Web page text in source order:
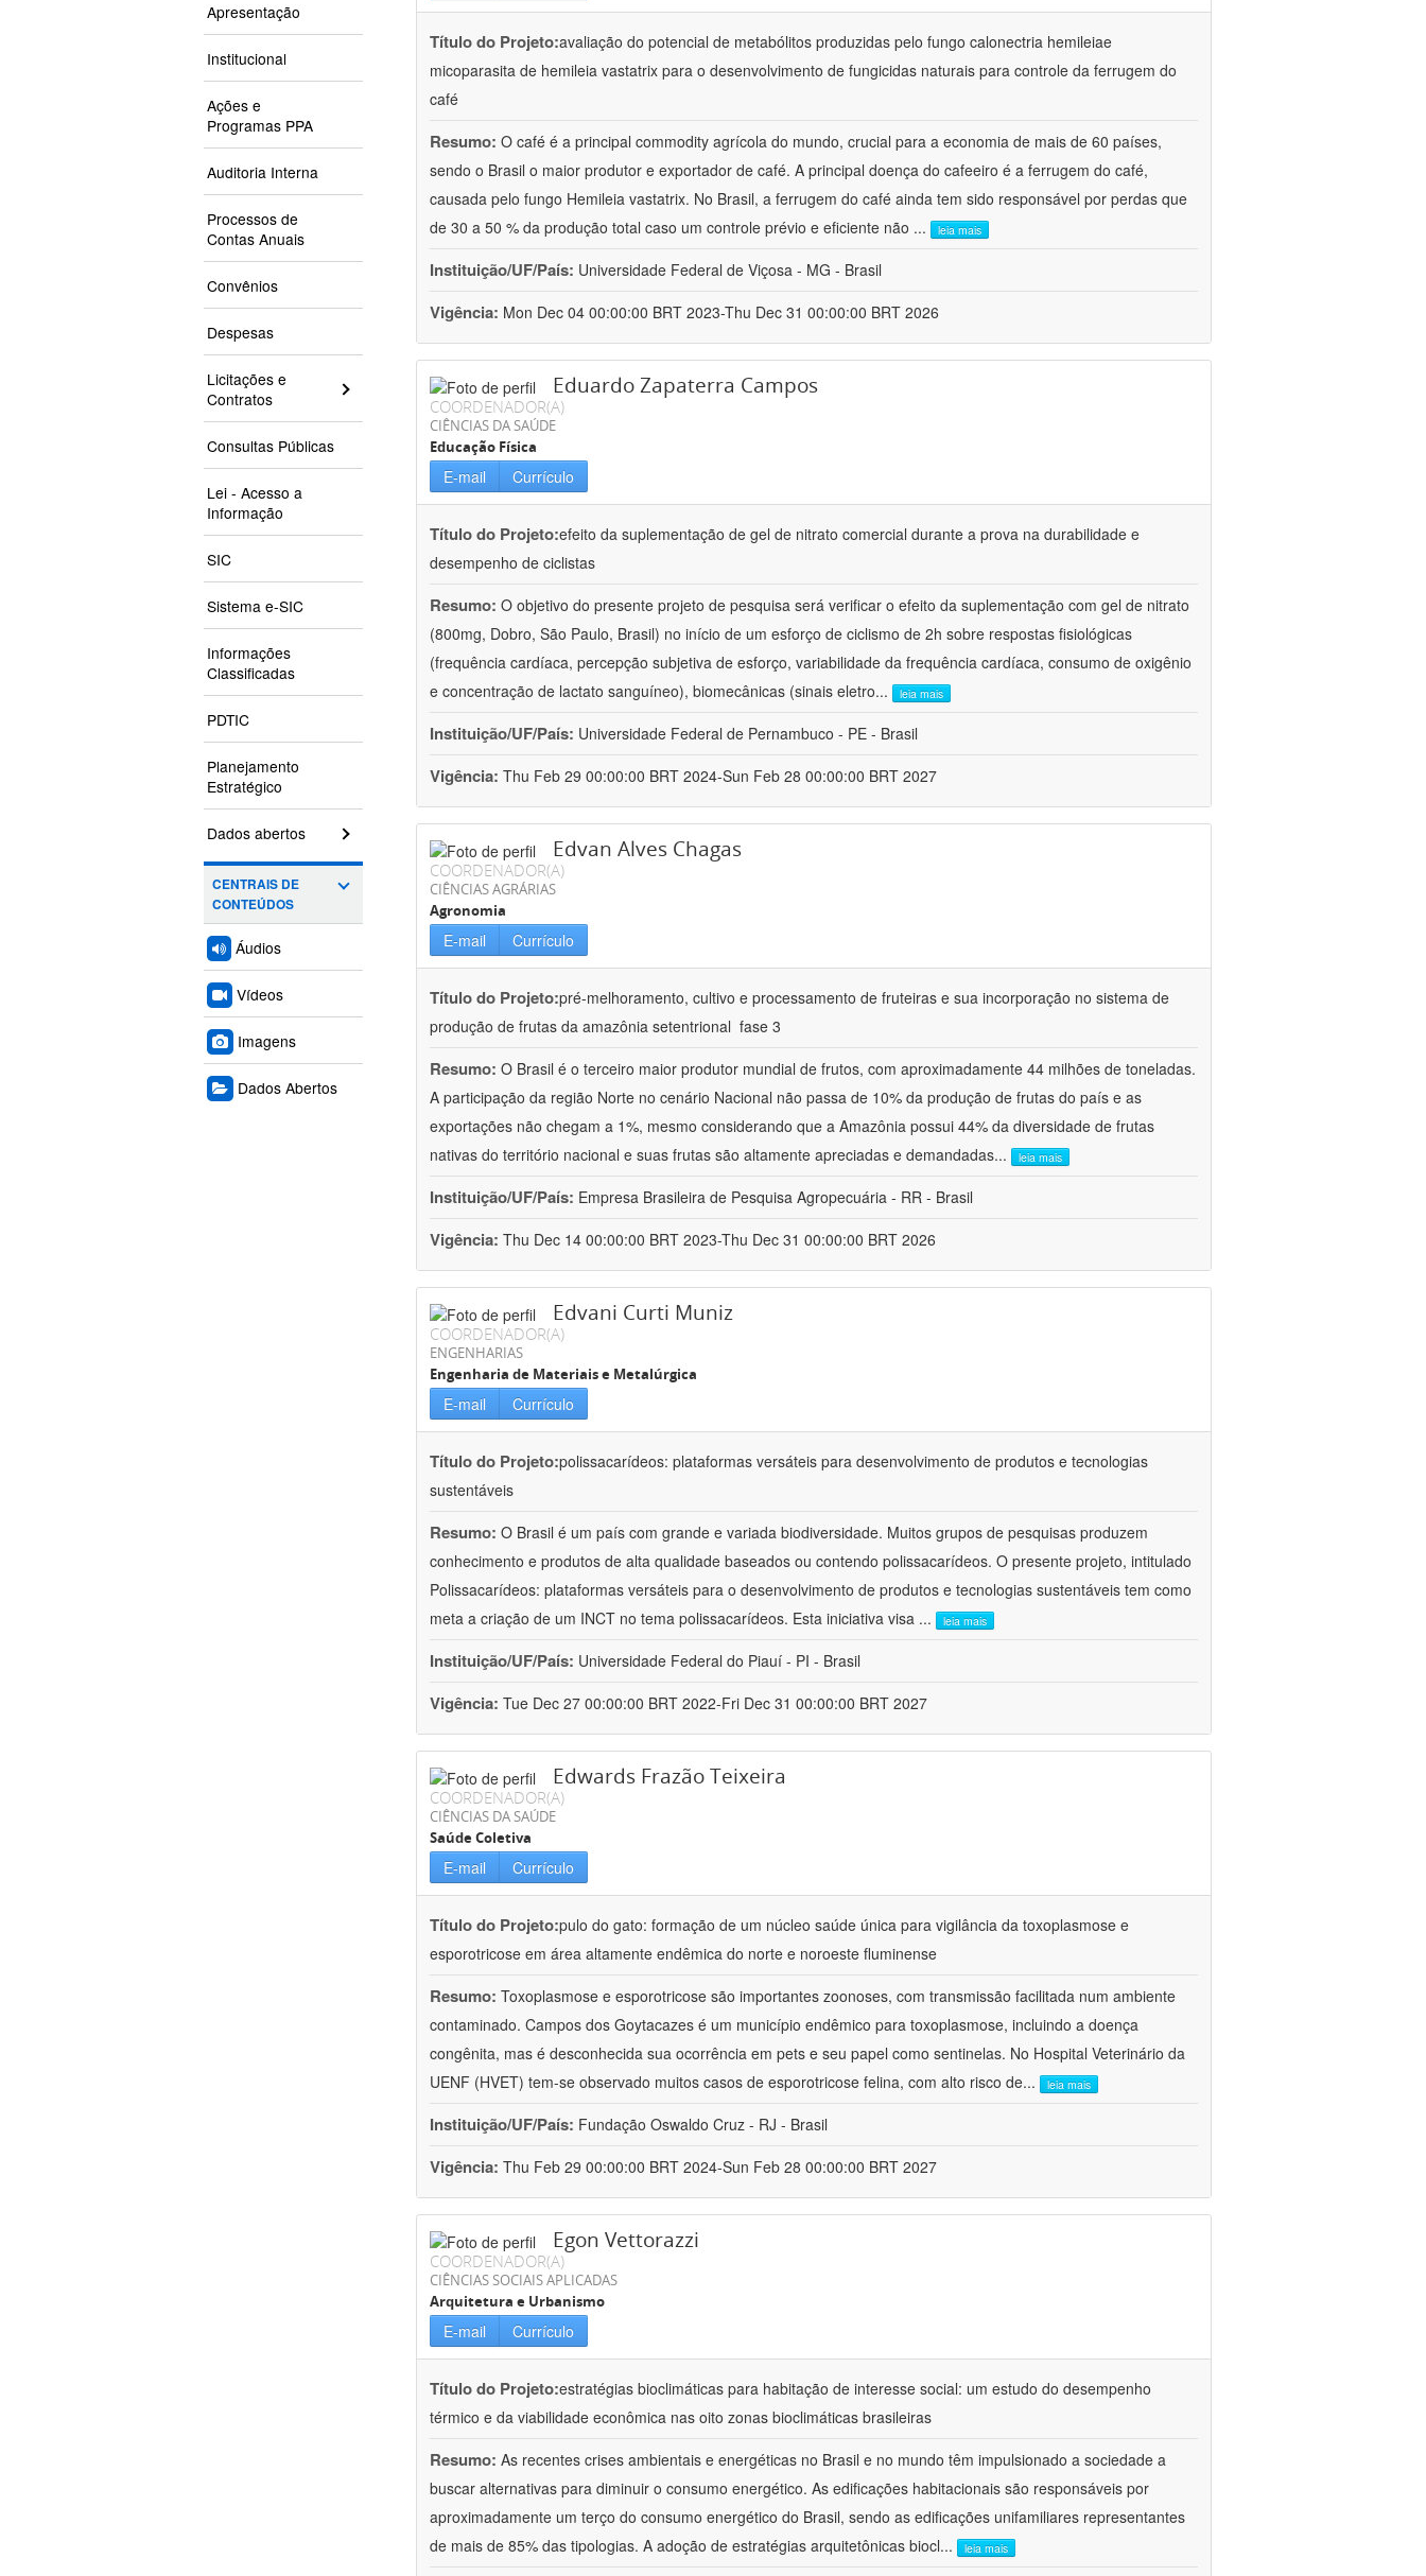
Apresentação
Institucional
Ações e
Programas PPA
Auditoria Interna
Processos de
Contas Anuais
Convênios
Despesas
Licitações e
Contratos
Consultas Públicas
Lei - Acesso a
Informação
SIC
Sistema e-SIC
Informações
Classificadas
PDTIC
Planejamento
Estratégico
Dados abertos
CENTRAIS DE
CONTEÚDOS
Áudios
Vídeos
Imagens
Dados Abertos
Título do Projeto:avaliação do potencial de metabólitos produzidas pelo fungo calonectria hemileiae
micoparasita de hemileia vastatrix para o desenvolvimento de fungicidas naturais para controle da ferrugem do
café
Resumo: O café é a principal commodity agrícola do mundo, crucial para a economia de mais de 60 países,
sendo o Brasil o maior produtor e exportador de café. A principal doença do cafeeiro é a ferrugem do café,
causada pelo fungo Hemileia vastatrix. No Brasil, a ferrugem do café ainda tem sido responsável por perdas que
de 30 a 50 % da produção total caso um controle prévio e eficiente não ... leia mais
Instituição/UF/País: Universidade Federal de Viçosa - MG - Brasil
Vigência: Mon Dec 04 00:00:00 BRT 2023-Thu Dec 31 00:00:00 BRT 2026
Eduardo Zapaterra Campos
COORDENADOR(A)
CIÊNCIAS DA SAÚDE
Educação Física
E-mail Currículo
Título do Projeto:efeito da suplementação de gel de nitrato comercial durante a prova na durabilidade e
desempenho de ciclistas
Resumo: O objetivo do presente projeto de pesquisa será verificar o efeito da suplementação com gel de nitrato
(800mg, Dobro, São Paulo, Brasil) no início de um esforço de ciclismo de 2h sobre respostas fisiológicas
(frequência cardíaca, percepção subjetiva de esforço, variabilidade da frequência cardíaca, consumo de oxigênio
e concentração de lactato sanguíneo), biomecânicas (sinais eletro... leia mais
Instituição/UF/País: Universidade Federal de Pernambuco - PE - Brasil
Vigência: Thu Feb 29 00:00:00 BRT 2024-Sun Feb 28 00:00:00 BRT 2027
Edvan Alves Chagas
COORDENADOR(A)
CIÊNCIAS AGRÁRIAS
Agronomia
E-mail Currículo
Título do Projeto:pré-melhoramento, cultivo e processamento de fruteiras e sua incorporação no sistema de
produção de frutas da amazônia setentrional  fase 3
Resumo: O Brasil é o terceiro maior produtor mundial de frutos, com aproximadamente 44 milhões de toneladas.
A participação da região Norte no cenário Nacional não passa de 10% da produção de frutas do país e as
exportações não chegam a 1%, mesmo considerando que a Amazônia possui 44% da diversidade de frutas
nativas do território nacional e suas frutas são altamente apreciadas e demandadas... leia mais
Instituição/UF/País: Empresa Brasileira de Pesquisa Agropecuária - RR - Brasil
Vigência: Thu Dec 14 00:00:00 BRT 2023-Thu Dec 31 00:00:00 BRT 2026
Edvani Curti Muniz
COORDENADOR(A)
ENGENHARIAS
Engenharia de Materiais e Metalúrgica
E-mail Currículo
Título do Projeto:polissacarídeos: plataformas versáteis para desenvolvimento de produtos e tecnologias
sustentáveis
Resumo: O Brasil é um país com grande e variada biodiversidade. Muitos grupos de pesquisas produzem
conhecimento e produtos de alta qualidade baseados ou contendo polissacarídeos. O presente projeto, intitulado
Polissacarídeos: plataformas versáteis para o desenvolvimento de produtos e tecnologias sustentáveis tem como
meta a criação de um INCT no tema polissacarídeos. Esta iniciativa visa ... leia mais
Instituição/UF/País: Universidade Federal do Piauí - PI - Brasil
Vigência: Tue Dec 27 00:00:00 BRT 2022-Fri Dec 31 00:00:00 BRT 2027
Edwards Frazão Teixeira
COORDENADOR(A)
CIÊNCIAS DA SAÚDE
Saúde Coletiva
E-mail Currículo
Título do Projeto:pulo do gato: formação de um núcleo saúde única para vigilância da toxoplasmose e
esporotricose em área altamente endêmica do norte e noroeste fluminense
Resumo: Toxoplasmose e esporotricose são importantes zoonoses, com transmissão facilitada num ambiente
contaminado. Campos dos Goytacazes é um município endêmico para toxoplasmose, incluindo a doença
congênita, mas é desconhecida sua ocorrência em pets e seu papel como sentinelas. No Hospital Veterinário da
UENF (HVET) tem-se observado muitos casos de esporotricose felina, com alto risco de... leia mais
Instituição/UF/País: Fundação Oswaldo Cruz - RJ - Brasil
Vigência: Thu Feb 29 00:00:00 BRT 2024-Sun Feb 28 00:00:00 BRT 2027
Egon Vettorazzi
COORDENADOR(A)
CIÊNCIAS SOCIAIS APLICADAS
Arquitetura e Urbanismo
E-mail Currículo
Título do Projeto:estratégias bioclimáticas para habitação de interesse social: um estudo do desempenho
térmico e da viabilidade econômica nas oito zonas bioclimáticas brasileiras
Resumo: As recentes crises ambientais e energéticas no Brasil e no mundo têm impulsionado a sociedade a
buscar alternativas para diminuir o consumo energético. As edificações habitacionais são responsáveis por
aproximadamente um terço do consumo energético do Brasil, sendo as edificações unifamiliares representantes
de mais de 85% das tipologias. A adoção de estratégias arquitetônicas biocl... leia mais